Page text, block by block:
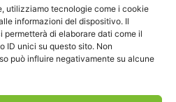
utilizziamo tecnologie come i cookie
informazioni del dispositivo. Il
di elaborare dati come il
ID unici su questo sito. Non
può influire negativamente su alcune